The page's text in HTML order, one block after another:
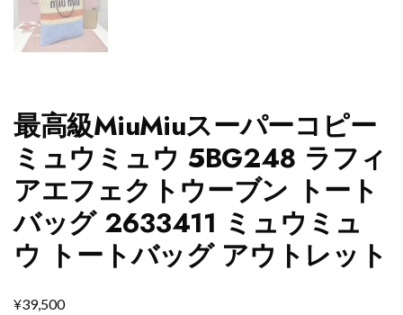
最高級MiuMiuスーパーコピー
ミュウミュウ 5BG248 ラフィ
アエフェクトウーブン トート
バッグ 2633411 ミュウミュ
ウ トートバッグ アウトレット
¥39,500